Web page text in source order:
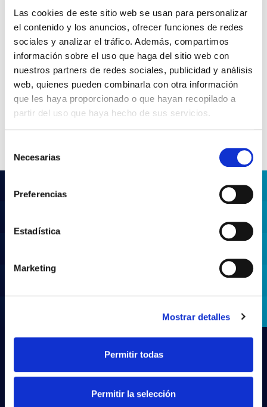
Las cookies de este sitio web se usan para personalizar
el contenido y los anuncios, ofrecer funciones de redes
sociales y analizar el tráfico. Además, compartimos
información sobre el uso que haga del sitio web con
nuestros partners de redes sociales, publicidad y análisis
web, quienes pueden combinarla con otra información
que les haya proporcionado o que hayan recopilado a
partir del uso que haya hecho de sus servicios.
consentimiento
Necesarias
Preferencias
Estadística
Marketing
Mostrar detalles
Permitir todas
Permitir la selección
SILENT LED I UGR
Ver família
Prueba con nuestra búsqueda avanzada